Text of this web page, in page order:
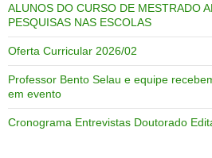
ALUNOS DO CURSO DE MESTRADO
PESQUISAS NAS ESCOLAS
Oferta Curricular 2026/02
Professor Bento Selau e equipe
em evento
Cronograma Entrevistas Doutorado